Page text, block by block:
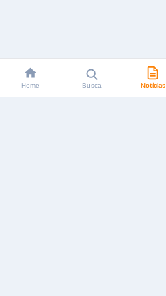
Home Busca Notícias